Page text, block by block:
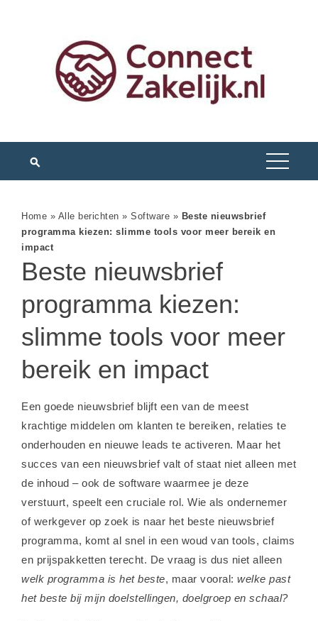
Home » Alle berichten » Software » Beste nieuwsbrief
programma kiezen: slimme tools voor meer bereik en
impact
Beste nieuwsbrief
programma kiezen:
slimme tools voor meer
bereik en impact
Een goede nieuwsbrief blijft een van de meest
krachtige middelen om klanten te bereiken, relaties te
onderhouden en nieuwe leads te activeren. Maar het
succes van een nieuwsbrief valt of staat niet alleen met
de inhoud – ook de software waarmee je deze
verstuurt, speelt een cruciale rol. Wie als ondernemer
of werkgever op zoek is naar het beste nieuwsbrief
programma, komt al snel in een woud van tools, claims
en prijspakketten terecht. De vraag is dus niet alleen
welk programma is het beste, maar vooral: welke past
het beste bij mijn doelstellingen, doelgroep en schaal?